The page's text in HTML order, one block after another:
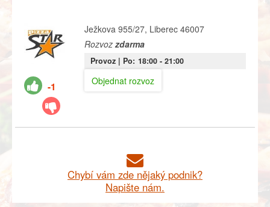
-1
Ježkova 955/27, Liberec 46007
Rozvoz zdarma
Provoz | Po: 18:00- 21:00
Objednat rozvoz
Chybí vám zde nějaký podnik?
Napište nám.